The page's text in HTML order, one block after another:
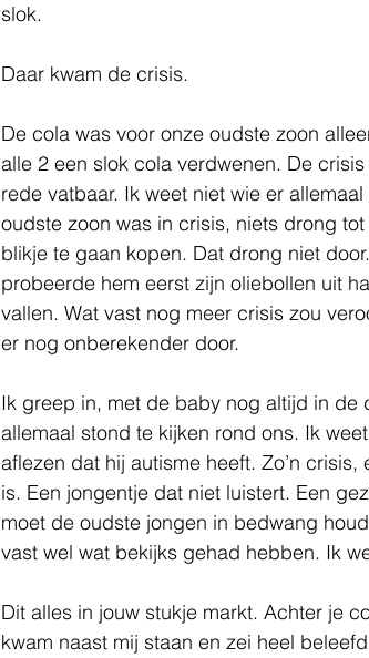
slok.
Daar kwam de crisis.
De cola was voor onze oudste zoon
alle 2 een slok cola verdwenen. De
rede vatbaar. Ik weet niet wie er
oudste zoon was in crisis, niets drong
blikje te gaan kopen. Dat drong niet
probeerde hem eerst zijn oliebollen uit
vallen. Wat vast nog meer crisis zou
er nog onberekender door.
Ik greep in, met de baby nog altijd in
allemaal stond te kijken rond ons. Ik
aflezen dat hij autisme heeft. Zo’n
is. Een jongentje dat niet luistert. Een
moet de oudste jongen in bedwang
vast wel wat bekijks gehad hebben. Ik
Dit alles in jouw stukje markt. Achter je
kwam naast mij staan en zei heel